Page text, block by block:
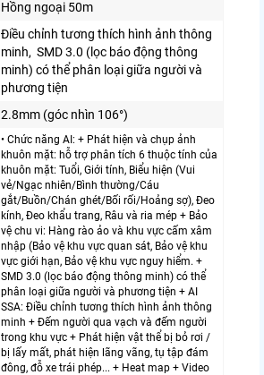
Hồng ngoại 50m
Điều chỉnh tương thích hình ảnh thông
minh, SMD 3.0 (lọc báo động thông
minh) có thể phân loại giữa người và
phương tiện
2.8mm (góc nhìn 106°)
• Chức năng AI: + Phát hiện và chụp ảnh
khuôn mặt: hỗ trợ phân tích 6 thuộc tính của
khuôn mặt: Tuổi, Giới tính, Biểu hiện (Vui
vẻ/Ngạc nhiên/Bình thường/Cáu
gắt/Buồn/Chán ghét/Bối rối/Hoảng sợ), Đeo
kính, Đeo khẩu trang, Râu và ria mép + Bảo
vệ chu vi: Hàng rào ảo và khu vực cấm xâm
nhập (Bảo vệ khu vực quan sát, Bảo vệ khu
vực giới hạn, Bảo vệ khu vực nguy hiểm. +
SMD 3.0 (lọc báo động thông minh) có thể
phân loại giữa người và phương tiện + AI
SSA: Điều chỉnh tương thích hình ảnh thông
minh + Đếm người qua vạch và đếm người
trong khu vực + Phát hiện vật thể bị bỏ rơi /
bị lấy mất, phát hiện lãng vãng, tụ tập đám
đông, đỗ xe trái phép... + Heat map + Video